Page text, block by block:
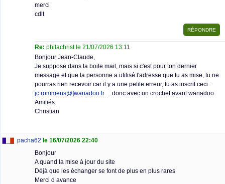
merci
cdlt
Re: philachrist le 21/07/2026 13:11
Bonjour Jean-Claude,
Je suppose dans ta boite mail, mais si c'est pour ton dernier
message et que la personne a utilisé l'adresse que tu as mise, tu ne
pourras rien recevoir car il y a une petite erreur, tu as inscrit ceci :
jc.rommens@]wanadoo.fr ....donc avec un crochet avant wanadoo
Amitiés.
Christian
pacha62 le 16/07/2026 22:40
Bonjour
A quand la mise à jour du site
Déjà que les échanger se font de plus en plus rares
Merci d avance